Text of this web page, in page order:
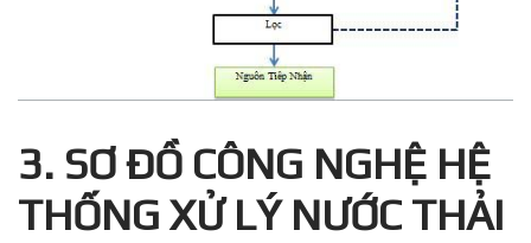
3. SƠ ĐỒ CÔNG NGHỆ HỆ
THỐNG XỬ LÝ NƯỚC THẢI